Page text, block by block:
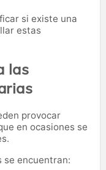
si existe una
estas
las
provocar
en ocasiones se
se encuentran: